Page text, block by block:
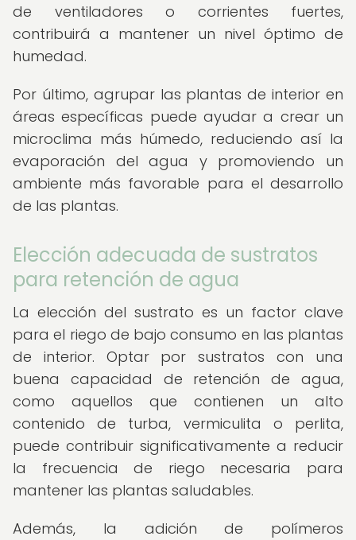
de ventiladores o corrientes fuertes,
contribuirá a mantener un nivel óptimo de
humedad.
Por último, agrupar las plantas de interior en
áreas específicas puede ayudar a crear un
microclima más húmedo, reduciendo así la
evaporación del agua y promoviendo un
ambiente más favorable para el desarrollo
de las plantas.
Elección adecuada de sustratos
para retención de agua
La elección del sustrato es un factor clave
para el riego de bajo consumo en las plantas
de interior. Optar por sustratos con una
buena capacidad de retención de agua,
como aquellos que contienen un alto
contenido de turba, vermiculita o perlita,
puede contribuir significativamente a reducir
la frecuencia de riego necesaria para
mantener las plantas saludables.
Además, la adición de polímeros